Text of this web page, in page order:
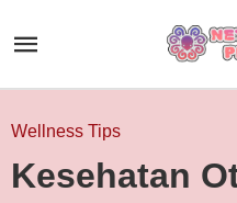
Wellness Tips
Kesehatan